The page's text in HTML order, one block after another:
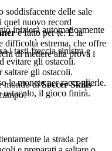
delle sale
quel nuovo record
è fatto per te. È la
difficoltà estrema, che offre
di mettere alla prova i
mondo diSoccer Skills
inizierà automaticamente
i tasti freccia sinistra e
evitare gli ostacoli.
saltare gli ostacoli.
le monete per raccoglierle.
ostacolo, il gioco finirà.
la strada per